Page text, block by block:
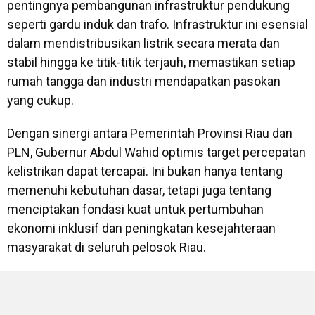
pentingnya pembangunan infrastruktur pendukung
seperti gardu induk dan trafo. Infrastruktur ini esensial
dalam mendistribusikan listrik secara merata dan
stabil hingga ke titik-titik terjauh, memastikan setiap
rumah tangga dan industri mendapatkan pasokan
yang cukup.
Dengan sinergi antara Pemerintah Provinsi Riau dan
PLN, Gubernur Abdul Wahid optimis target percepatan
kelistrikan dapat tercapai. Ini bukan hanya tentang
memenuhi kebutuhan dasar, tetapi juga tentang
menciptakan fondasi kuat untuk pertumbuhan
ekonomi inklusif dan peningkatan kesejahteraan
masyarakat di seluruh pelosok Riau.